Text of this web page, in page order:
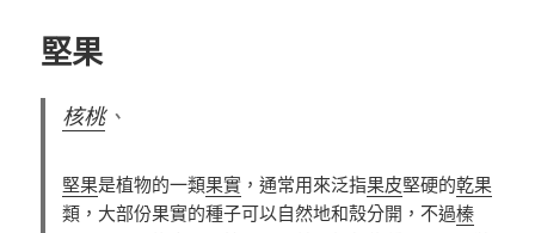
堅果
核桃、
堅果是植物的一類果實 ，通常用來泛指果皮堅硬的乾果
類，大部份果實的種子可以自然地和殼分開，不過榛